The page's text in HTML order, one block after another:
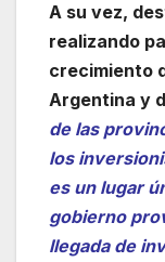
A su vez,
realizando
crecimiento
Argentina y
de las
los
es un lugar
gobierno
llegada de